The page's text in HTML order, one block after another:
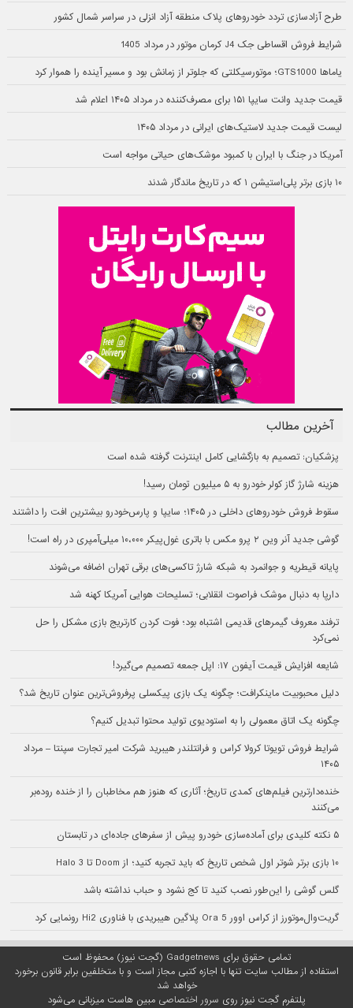
طرح آزادسازی تردد خودروهای پلاک منطقه آزاد انزلی در سراسر شمال کشور
شرایط فروش اقساطی جک J4 کرمان موتور در مرداد 1405
یاماها GTS1000؛ موتورسیکلتی که جلوتر از زمانش بود و مسیر آینده را هموار کرد
قیمت جدید وانت سایپا ۱۵۱ برای مصرف‌کننده در مرداد ۱۴۰۵ اعلام شد
لیست قیمت جدید لاستیک‌های ایرانی در مرداد ۱۴۰۵
آمریکا در جنگ با ایران با کمبود موشک‌های حیاتی مواجه است
۱۰ بازی برتر پلی‌استیشن ۱ که در تاریخ ماندگار شدند
آخرین مطالب
پزشکیان: تصمیم به بازگشایی کامل اینترنت گرفته شده است
هزینه شارژ گاز کولر خودرو به ۵ میلیون تومان رسید!
سقوط فروش خودروهای داخلی در ۱۴۰۵؛ سایپا و پارس‌خودرو بیشترین افت را داشتند
گوشی جدید آنر وین ۲ پرو مکس با باتری غول‌پیکر ۱۰،۰۰۰ میلی‌آمپری در راه است!
پایانه قیطریه و جوانمرد به شبکه شارژ تاکسی‌های برقی تهران اضافه می‌شوند
دارپا به دنبال موشک فراصوت انقلابی؛ تسلیحات هوایی آمریکا کهنه شد
ترفند معروف گیمرهای قدیمی اشتباه بود؛ فوت کردن کارتریج بازی مشکل را حل
نمی‌کرد
شایعه افزایش قیمت آیفون ۱۷: اپل جمعه تصمیم می‌گیرد!
دلیل محبوبیت ماینکرافت؛ چگونه یک بازی پیکسلی پرفروش‌ترین عنوان تاریخ شد؟
چگونه یک اتاق معمولی را به استودیوی تولید محتوا تبدیل کنیم؟
شرایط فروش تویوتا کرولا کراس و فرانتلندر هیبرید شرکت امیر تجارت سپنتا – مرداد
۱۴۰۵
خنده‌دارترین فیلم‌های کمدی تاریخ؛ آثاری که هنوز هم مخاطبان را از خنده روده‌بر
می‌کنند
۵ نکته کلیدی برای آماده‌سازی خودرو پیش از سفرهای جاده‌ای در تابستان
۱۰ بازی برتر شوتر اول شخص تاریخ که باید تجربه کنید؛ از Doom تا Halo 3
گلس گوشی را این‌طور نصب کنید تا کج نشود و حباب نداشته باشد
گریت‌وال‌موتورز از کراس اوور Ora 5 پلاگین هیبریدی با فناوری Hi2 رونمایی کرد
تمامی حقوق برای Gadgetnews (گجت نیوز) محفوظ است
استفاده از مطالب سایت تنها با اجازه کتبی مجاز است و با متخلفین برابر قانون برخورد
خواهد شد
پلتفرم گجت نیوز روی سرور اختصاصی مبین هاست میزبانی می‌شود